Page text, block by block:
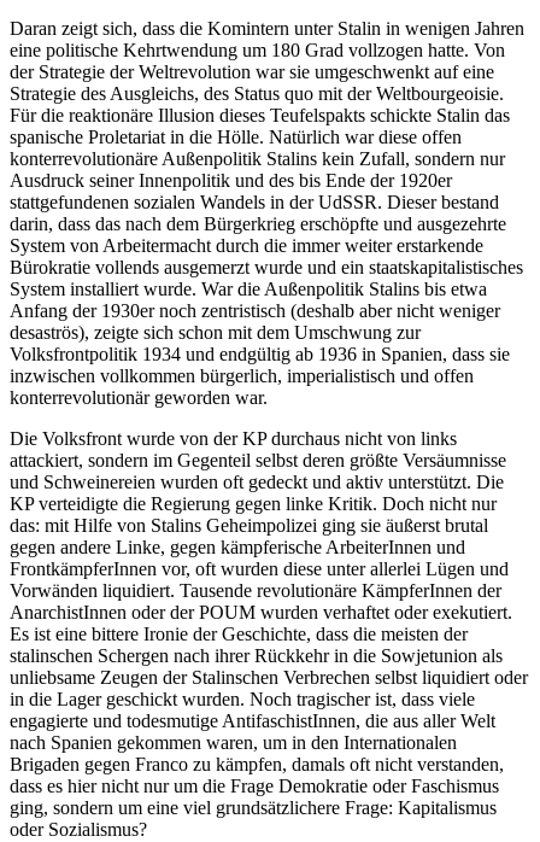
Daran zeigt sich, dass die Komintern unter Stalin in wenigen Jahren
eine politische Kehrtwendung um 180 Grad vollzogen hatte. Von
der Strategie der Weltrevolution war sie umgeschwenkt auf eine
Strategie des Ausgleichs, des Status quo mit der Weltbourgeoisie.
Für die reaktionäre Illusion dieses Teufelspakts schickte Stalin das
spanische Proletariat in die Hölle. Natürlich war diese offen
konterrevolutionäre Außenpolitik Stalins kein Zufall, sondern nur
Ausdruck seiner Innenpolitik und des bis Ende der 1920er
stattgefundenen sozialen Wandels in der UdSSR. Dieser bestand
darin, dass das nach dem Bürgerkrieg erschöpfte und ausgezehrte
System von Arbeitermacht durch die immer weiter erstarkende
Bürokratie vollends ausgemerzt wurde und ein staatskapitalistisches
System installiert wurde. War die Außenpolitik Stalins bis etwa
Anfang der 1930er noch zentristisch (deshalb aber nicht weniger
desaströs), zeigte sich schon mit dem Umschwung zur
Volksfrontpolitik 1934 und endgültig ab 1936 in Spanien, dass sie
inzwischen vollkommen bürgerlich, imperialistisch und offen
konterrevolutionär geworden war.
Die Volksfront wurde von der KP durchaus nicht von links
attackiert, sondern im Gegenteil selbst deren größte Versäumnisse
und Schweinereien wurden oft gedeckt und aktiv unterstützt. Die
KP verteidigte die Regierung gegen linke Kritik. Doch nicht nur
das: mit Hilfe von Stalins Geheimpolizei ging sie äußerst brutal
gegen andere Linke, gegen kämpferische ArbeiterInnen und
FrontkämpferInnen vor, oft wurden diese unter allerlei Lügen und
Vorwänden liquidiert. Tausende revolutionäre KämpferInnen der
AnarchistInnen oder der POUM wurden verhaftet oder exekutiert.
Es ist eine bittere Ironie der Geschichte, dass die meisten der
stalinschen Schergen nach ihrer Rückkehr in die Sowjetunion als
unliebsame Zeugen der Stalinschen Verbrechen selbst liquidiert oder
in die Lager geschickt wurden. Noch tragischer ist, dass viele
engagierte und todesmutige AntifaschistInnen, die aus aller Welt
nach Spanien gekommen waren, um in den Internationalen
Brigaden gegen Franco zu kämpfen, damals oft nicht verstanden,
dass es hier nicht nur um die Frage Demokratie oder Faschismus
ging, sondern um eine viel grundsätzlichere Frage: Kapitalismus
oder Sozialismus?